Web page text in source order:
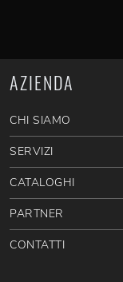
AZIENDA
CHI SIAMO
SERVIZI
CATALOGHI
PARTNER
CONTATTI